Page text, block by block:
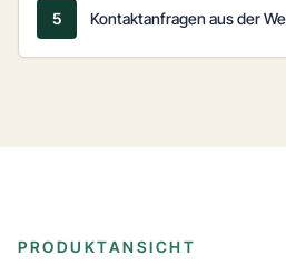
5 Kontaktanfragen aus der
PRODUKTANSICHT